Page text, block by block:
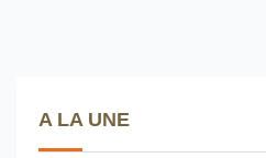
A LA UNE